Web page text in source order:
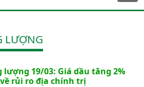
LƯỢNG
lượng 19/03: Giá dầu tăng 2%
rủi ro địa chính trị